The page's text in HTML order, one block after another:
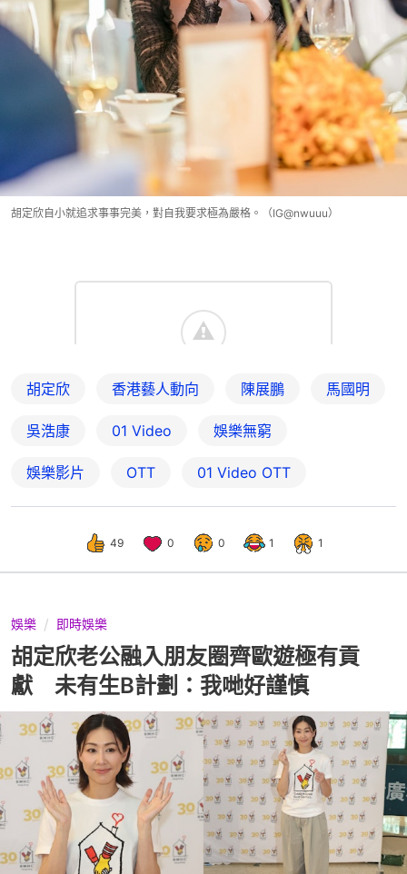
胡定欣自小就追求事事完美，對自我要求極為嚴格。（IG@nwuuu）
胡定欣 香港藝人動向 陳展鵬 馬國明
吳浩康 01 Video 娛樂無窮
娛樂影片 OTT 01‌ ‌Video‌ ‌OTT
49 0 0 1 1
娛樂 即時娛樂
胡定欣老公融入朋友圈齊歐遊極有貢
獻 未有生B計劃：我哋好謹慎